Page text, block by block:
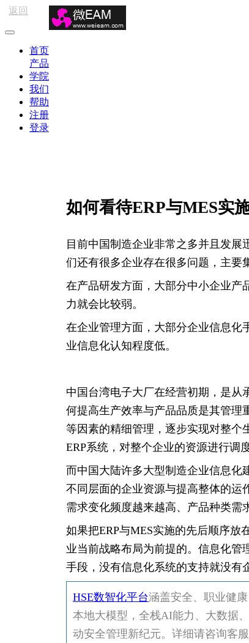
返回
首页
产品
学院
我们
帮助
注册
登录
如何看待ERP与MES实
目前中国制造企业非常之多并且发
们还有很多企业存在很多问题，主要
在产品研发方面，大部分中小企业产
力就会比较弱。
在企业管理方面，大部分企业信息化
业信息化认知程度低。
中国台湾电子大厂在经营初期，是从
何提高生产效率与产品品质是其管理
等因素的精细管理，逐步实现对整个
ERP系统，对整个企业的资源进行调
而中国大陆许多大型制造企业信息化
不同层面的企业资源与提高整体的运
需求变化频度越来越高、产品种类需
如果把ERP与MES实施的先后顺序
业当前战略布局为前提的。信息化管
手段，没有信息化系统的支持就没有
HSE数智化平台涵盖安全、职业健
本地大模型，全栈AI能力、大数据
动安全管理新纪元。详细请咨询客服